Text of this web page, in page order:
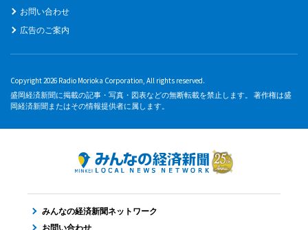
お問い合わせ
広告のご案内
Copyright 2026 Radio Morioka Corporation, All rights reserved.
盛岡経済新聞に掲載の記事・写真・図表などの無断転載を禁止します。 著作権は盛
岡経済新聞またはその情報提供者に属します。
みんなの経済新聞ネットワーク
お問い合わせ